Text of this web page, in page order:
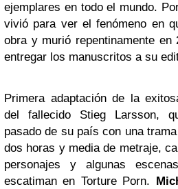
ejemplares en todo el mundo.
vivió para ver el fenómeno en
obra y murió repentinamente en
entregar los manuscritos a su
Primera adaptación de la
del fallecido Stieg Larsson,
pasado de su país con una
dos horas y media de metraje,
personajes y algunas
escatiman en Torture Porn.